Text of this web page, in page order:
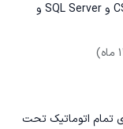
Web Api  وAngular  و  HTML5  و CSS3 و SQL Server و
تمام اتوماتیک تحت